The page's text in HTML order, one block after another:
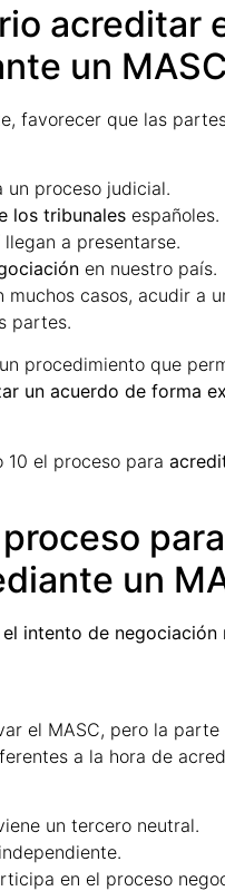
acreditar
un MASC
favorecer que las
un proceso judicial.
los tribunales españoles.
a presentarse.
en nuestro país.
casos, acudir a
partes.
procedimiento que
un acuerdo de forma
10 el proceso para
un
intento de negociación
el MASC, pero la
a la hora de
un tercero neutral.
en el proceso